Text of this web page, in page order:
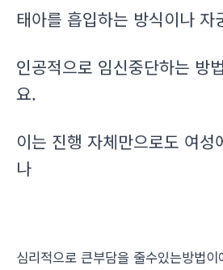
태아를 흡입하는 방식이나 자
인공적으로 임신중단하는 방
요.
이는 진행 자체만으로도 여성
나
심리적으로 큰부담을 줄수있는방법이